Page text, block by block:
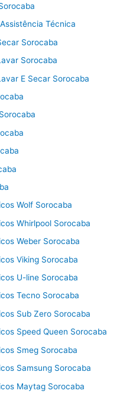
Técnica
Sorocaba
Sorocaba
E Secar Sorocaba
Wolf Sorocaba
Whirlpool Sorocaba
Weber Sorocaba
Viking Sorocaba
U-line Sorocaba
Tecno Sorocaba
Sub Zero Sorocaba
Speed Queen Sorocaba
Smeg Sorocaba
Samsung Sorocaba
Maytag Sorocaba